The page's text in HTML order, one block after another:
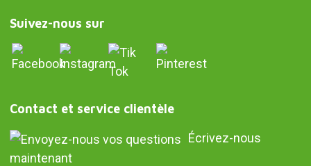
Suivez-nous sur
Contact et service clientèle
Écrivez-nous
maintenant